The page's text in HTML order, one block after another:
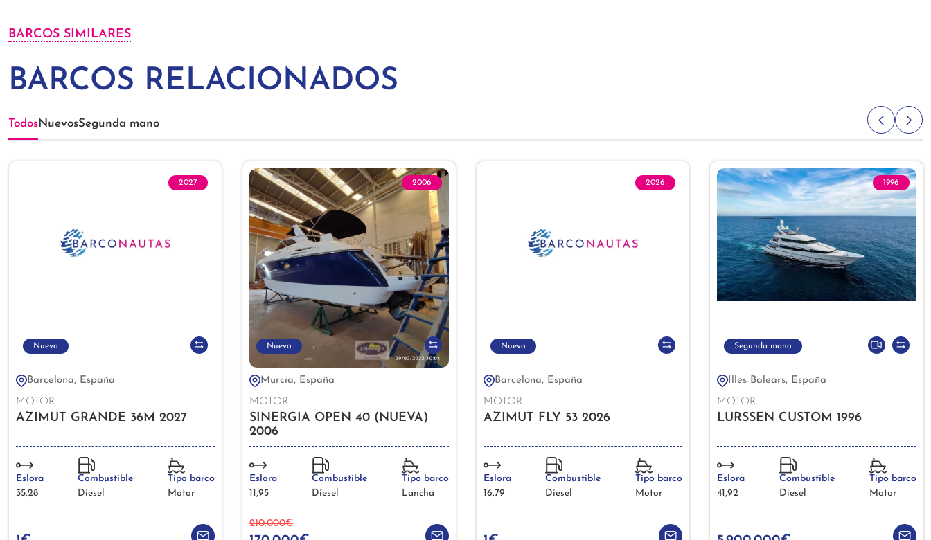
BARCOS SIMILARES
BARCOS RELACIONADOS
TodosNuevosSegunda mano
2027
Nuevo
Barcelona, España
MOTOR
AZIMUT GRANDE 36M 2027
Eslora
35,28
Combustible
Diesel
Tipo barco
Motor
2006
Nuevo
Murcia, España
MOTOR
SINERGIA OPEN 40 (NUEVA)
2006
Eslora
11,95
Combustible
Diesel
Tipo barco
Lancha
210.000€
2026
Nuevo
Barcelona, España
MOTOR
AZIMUT FLY 53 2026
Eslora
16,79
Combustible
Diesel
Tipo barco
Motor
1996
Segunda mano
Illes Balears, España
MOTOR
LURSSEN CUSTOM 1996
Eslora
41,92
Combustible
Diesel
Tipo barco
Motor